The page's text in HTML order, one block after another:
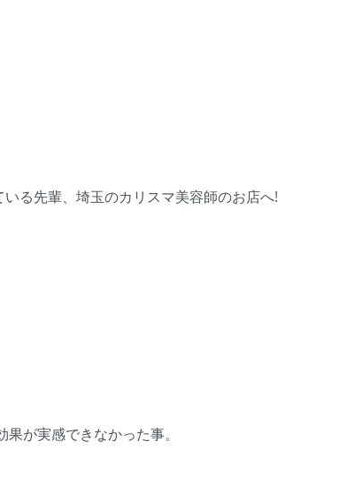
る先輩、埼玉のカリスマ美容師のお店へ!
が実感できなかった事。